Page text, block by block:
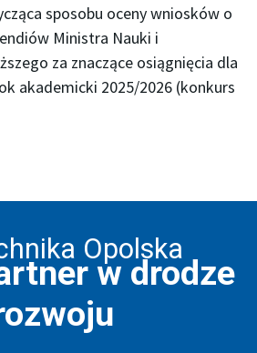
sposobu oceny wniosków o
Ministra Nauki i
za znaczące osiągnięcia dla
akademicki 2025/2026 (konkurs
Opolska
w drodze